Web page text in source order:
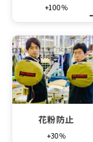
+100％
花粉防止
+30％